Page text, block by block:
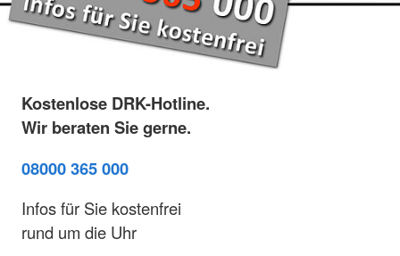
Kostenlose DRK-Hotline.
Wir beraten Sie gerne.
08000 365 000
Infos für Sie kostenfrei
rund um die Uhr